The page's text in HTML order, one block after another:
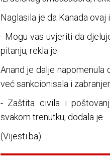
Naglasila je da Kanada
- Mogu vas uvjeriti da
pitanju, rekla je.
Anand je dalje napomenula
već sankcionisala i
- Zaštita civila i
svakom trenutku, dodala je.
(Vijesti.ba)